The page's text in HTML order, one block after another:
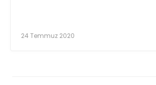
24 Temmuz 2020